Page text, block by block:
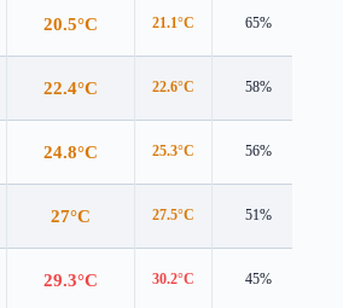
20.5°C 21.1°C 65%
22.4°C 22.6°C 58%
24.8°C 25.3°C 56%
27°C 27.5°C 51%
29.3°C 30.2°C 45%